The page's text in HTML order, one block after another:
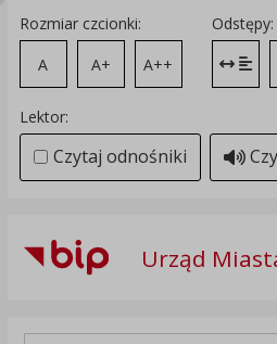
Rozmiar czcionki:
A
A+ A++
Odstępy:
Lektor:
Czytaj odnośniki
Urząd